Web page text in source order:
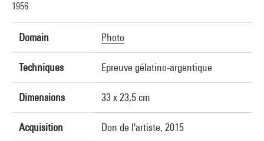
1956
Domain Photo
Techniques Epreuve gélatino-argentique
Dimensions 33 x 23,5 cm
Acquisition Don de l'artiste, 2015